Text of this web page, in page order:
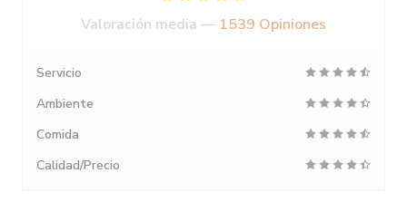
Valoración media — 1539 Opiniones
Servicio
Ambiente
Comida
Calidad/Precio